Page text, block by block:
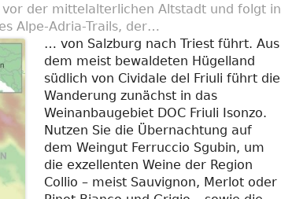
vor der mittelalterlichen Altstadt und folgt in
Alpe-Adria-Trails, der…
… von Salzburg nach Triest führt. Aus
dem meist bewaldeten Hügelland
südlich von Cividale del Friuli führt die
Wanderung zunächst in das
Weinanbaugebiet DOC Friuli Isonzo.
Nutzen Sie die Übernachtung auf
dem Weingut Ferruccio Sgubin, um
die exzellenten Weine der Region
Collio – meist Sauvignon, Merlot oder